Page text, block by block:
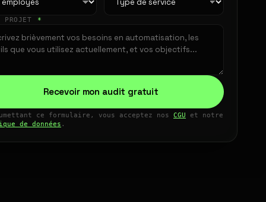
PROJET *
Recevoir mon audit gratuit
ce formulaire, vous acceptez nos CGU et notre
de données .